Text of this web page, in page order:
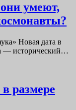
умеют,
Новая дата в
— исторический…
размере